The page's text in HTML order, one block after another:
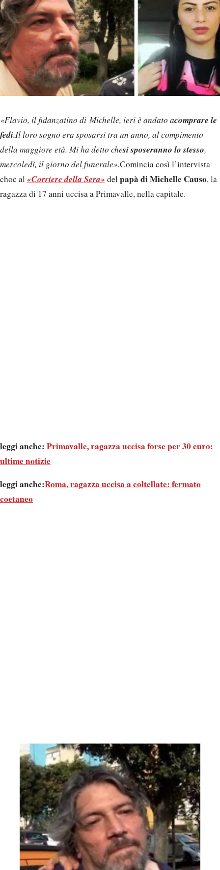
«Flavio, il fidanzatino di Michelle, ieri è andato acomprare le
fedi.Il loro sogno era sposarsi tra un anno, al compimento
della maggiore età. Mi ha detto chesi sposeranno lo stesso,
mercoledì, il giorno del funerale».Comincia così l’intervista
choc al«Corriere della Sera» delpapà di Michelle Causo, la
ragazza di 17 anni uccisa a Primavalle, nella capitale.
leggi anche: Primavalle, ragazza uccisa forse per 30 euro:
ultime notizie
leggi anche:Roma, ragazza uccisa a coltellate: fermato
coetaneo